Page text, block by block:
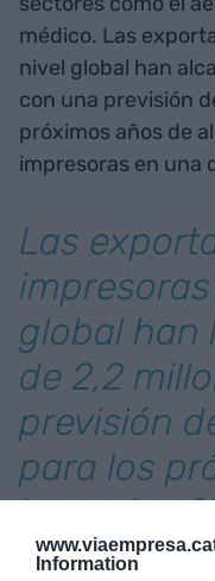
Information
médico. Las
nivel global han
con una previsión
próximos años de
impresoras en una
Las
global han
de 2,2
previsión
para los
lograr los